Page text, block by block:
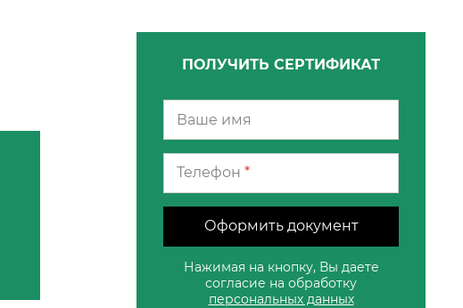
ПОЛУЧИТЬ СЕРТИФИКАТ
Телефон *
Оформить документ
Нажимая на кнопку, Вы даете
согласие на обработку
персональных данных